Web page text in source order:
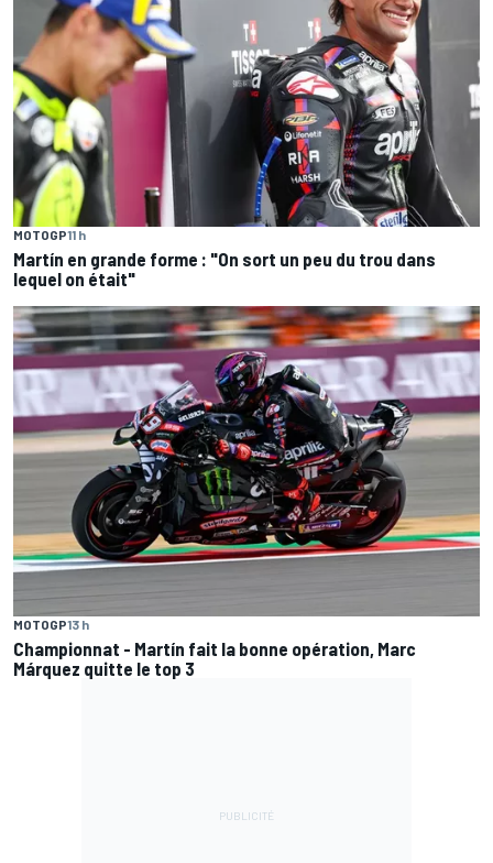
MOTOGP11 h
Martín en grande forme : "On sort un peu du trou dans
lequel on était"
MOTOGP13 h
Championnat - Martín fait la bonne opération, Marc
Márquez quitte le top 3